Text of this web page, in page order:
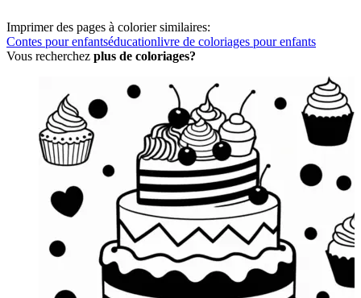
Imprimer des pages à colorier similaires:
Contes pour enfantséducationlivre de coloriages pour enfants
Vous recherchez plus de coloriages?